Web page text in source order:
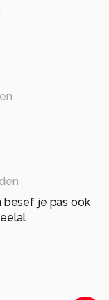
besef je pas ook